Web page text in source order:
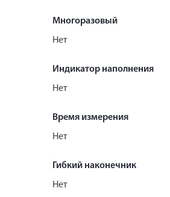
Многоразовый
Нет
Индикатор наполнения
Нет
Время измерения
Нет
Гибкий наконечник
Нет